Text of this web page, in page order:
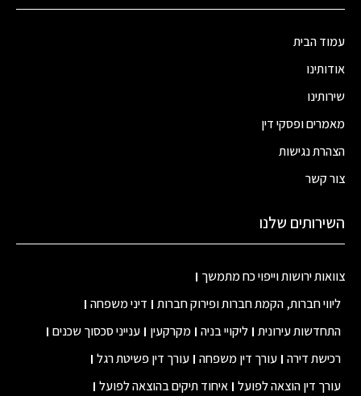
עמוד הבית
אודותינו
שירותינו
מאמרים ופסקי דין
הצהרת נגישות
צור קשר
השירותים שלנו
צוואות ירושות וייפוי כח מתמשך
ליווי חברות, הקמת חברות ופירוק חברות
דיני משפחה
התחדשות עירונית ליקויי בניה מקרקעין
ענייני סכסוך שכנים
רכישת דירה עורך דין משפחה עורך דין פשיטת רגל
עורך דין הוצאה לפועל איחוד תיקים בהוצאה לפועל